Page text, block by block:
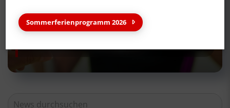
Sommerferienprogramm 2026